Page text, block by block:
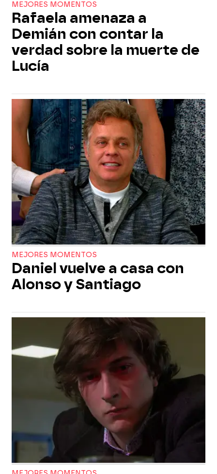
MEJORES MOMENTOS
Rafaela amenaza a
Demián con contar la
verdad sobre la muerte de
Lucía
MEJORES MOMENTOS
Daniel vuelve a casa con
Alonso y Santiago